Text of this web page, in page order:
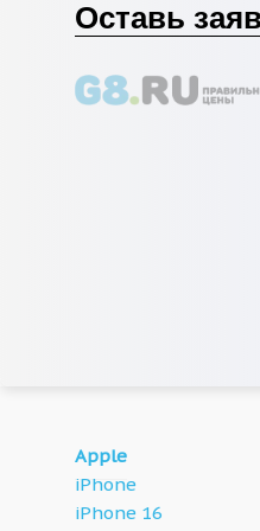
Оставь
Apple
iPhone
iPhone 16